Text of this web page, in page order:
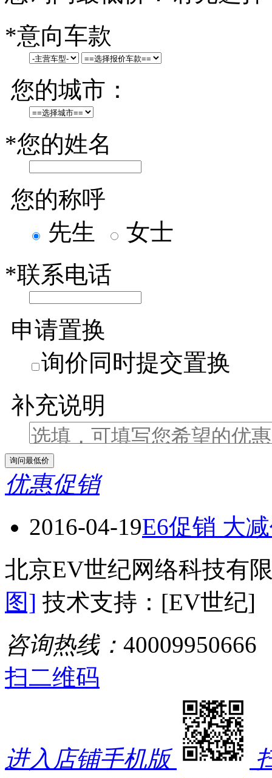
*意向车款
您的城市：
*您的姓名
您的称呼
先生
女士
*联系电话
申请置换
询价同时提交置换
补充说明
优惠促销
2016-04-19E6促销 大
北京EV世纪网络科技有
图] 技术支持：[EV世纪]
咨询热线： 40009950666
扫二维码
进入店铺手机版